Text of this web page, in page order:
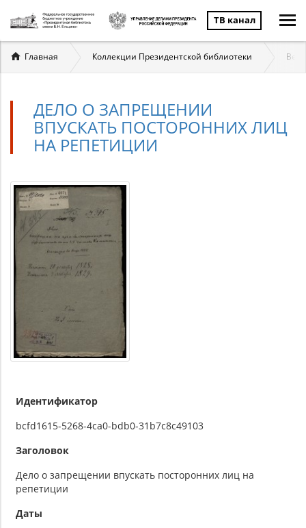
ТВ канал
Вы
здесь
Главная Коллекции Президентской библиотеки
ДЕЛО О ЗАПРЕЩЕНИИ
ВПУСКАТЬ ПОСТОРОННИХ ЛИЦ
НА РЕПЕТИЦИИ
Идентификатор
bcfd1615-5268-4ca0-bdb0-31b7c8c49103
Заголовок
Дело о запрещении впускать посторонних лиц на
репетиции
Даты